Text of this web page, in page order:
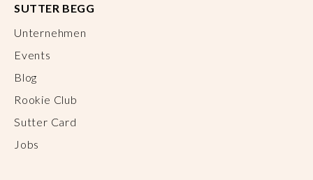
SUTTER BEGG
Unternehmen
Events
Blog
Rookie Club
Sutter Card
Jobs